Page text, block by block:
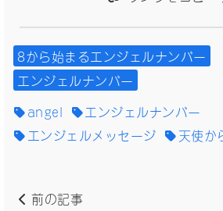
8から始まるエンジェルナンバー
エンジェルナンバー
angel
エンジェルナンバー
エンジェルメッセージ
天使か
前の記事